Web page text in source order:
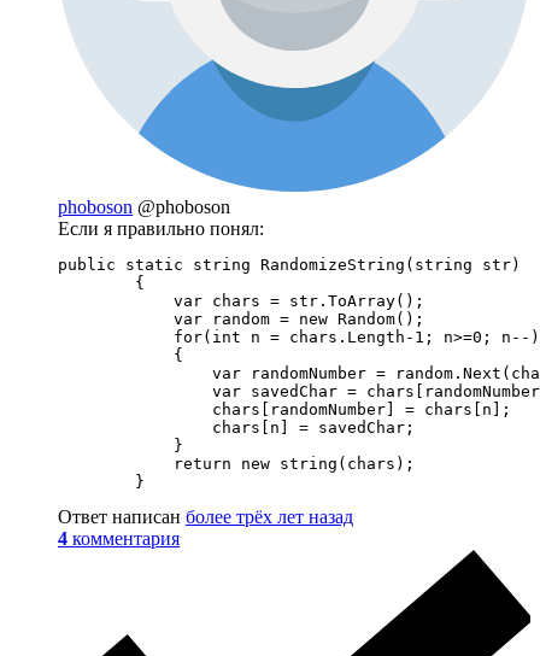
phoboson @phoboson
Если я правильно понял:
public static string RandomizeString(string str)
        {
            var chars = str.ToArray();
            var random = new Random();
            for(int n = chars.Length-1; n>=0; n--)
            {
var randomNumber =
var savedChar =
                chars[randomNumber] = chars[n];
                chars[n] = savedChar;
            }
            return new string(chars);
        }
Ответ написан более трёх лет назад
4 комментария